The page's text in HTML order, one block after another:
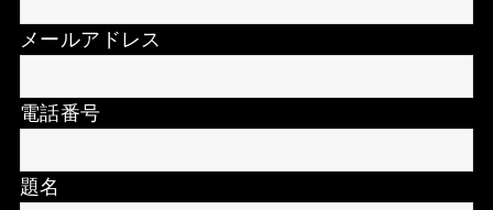
メールアドレス
電話番号
題名